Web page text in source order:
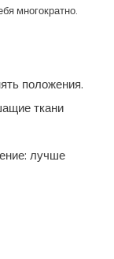
многократно.
положения.
ткани
лучше